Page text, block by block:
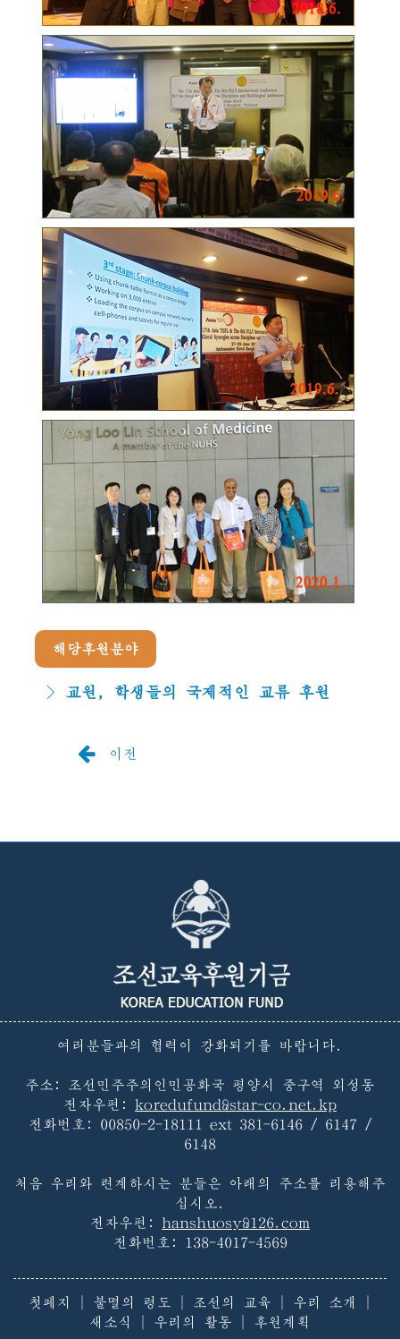
해당후원분야
교원, 학생들의 국제적인 교류 후원
이전
여러분들과의 협력이 강화되기를 바랍니다.
주소: 조선민주주의인민공화국 평양시 중구역 외성동
전자우편: koredufund@star-co.net.kp
전화번호:
00850-2-18111 ext 381-6146 / 6147 /
6148
처음 우리와 련계하시는 분들은 아래의 주소를 리용해주
십시오.
전자우편: hanshuosy@126.com
전화번호: 138-4017-4569
첫페지 불멸의 령도 조선의 교육 우리 소개
새소식
우리의 활동 후원계획